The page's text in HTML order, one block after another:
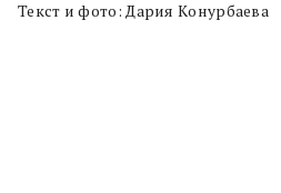
Текст и фото: Дария Конурбаева